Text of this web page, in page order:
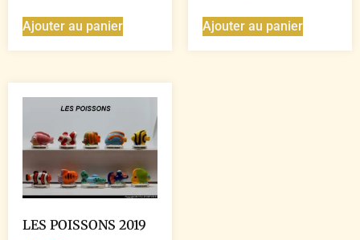
Ajouter au panier Ajouter au panier
LES POISSONS 2019